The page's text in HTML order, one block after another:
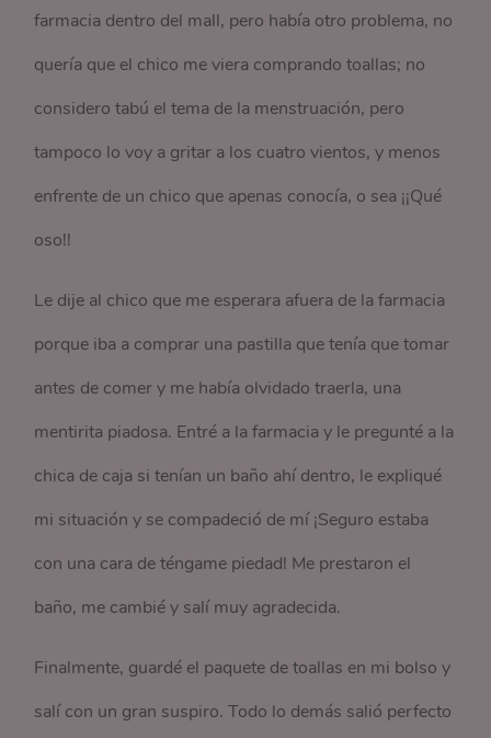
farmacia dentro del mall, pero había otro problema, no
quería que el chico me viera comprando toallas; no
considero tabú el tema de la menstruación, pero
tampoco lo voy a gritar a los cuatro vientos, y menos
enfrente de un chico que apenas conocía, o sea ¡¡Qué
oso!!
Le dije al chico que me esperara afuera de la farmacia
porque iba a comprar una pastilla que tenía que tomar
antes de comer y me había olvidado traerla, una
mentirita piadosa. Entré a la farmacia y le pregunté a la
chica de caja si tenían un baño ahí dentro, le expliqué
mi situación y se compadeció de mí ¡Seguro estaba
con una cara de téngame piedad! Me prestaron el
baño, me cambié y salí muy agradecida.
Finalmente, guardé el paquete de toallas en mi bolso y
salí con un gran suspiro. Todo lo demás salió perfecto